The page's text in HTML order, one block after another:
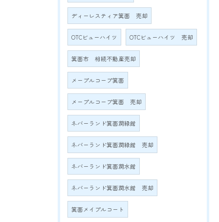
ディーレスティア箕面 売却
OTCビューハイツ OTCビューハイツ 売却
箕面市 相続不動産売却
メープルコープ箕面
メープルコープ箕面 売却
ネバーランド箕面潤緑館
ネバーランド箕面潤緑館 売却
ネバーランド箕面潤水館
ネバーランド箕面潤水館 売却
箕面メイプルコート